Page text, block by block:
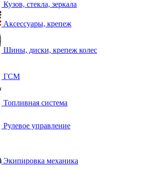
Кузов, стекла, зеркала
Аксессуары, крепеж
Шины, диски, крепеж колес
ГСМ
Топливная система
Рулевое управление
Экипировка механика